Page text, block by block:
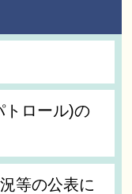
トロール)の
等の公表に